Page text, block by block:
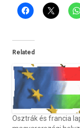
Related
Osztrák és francia